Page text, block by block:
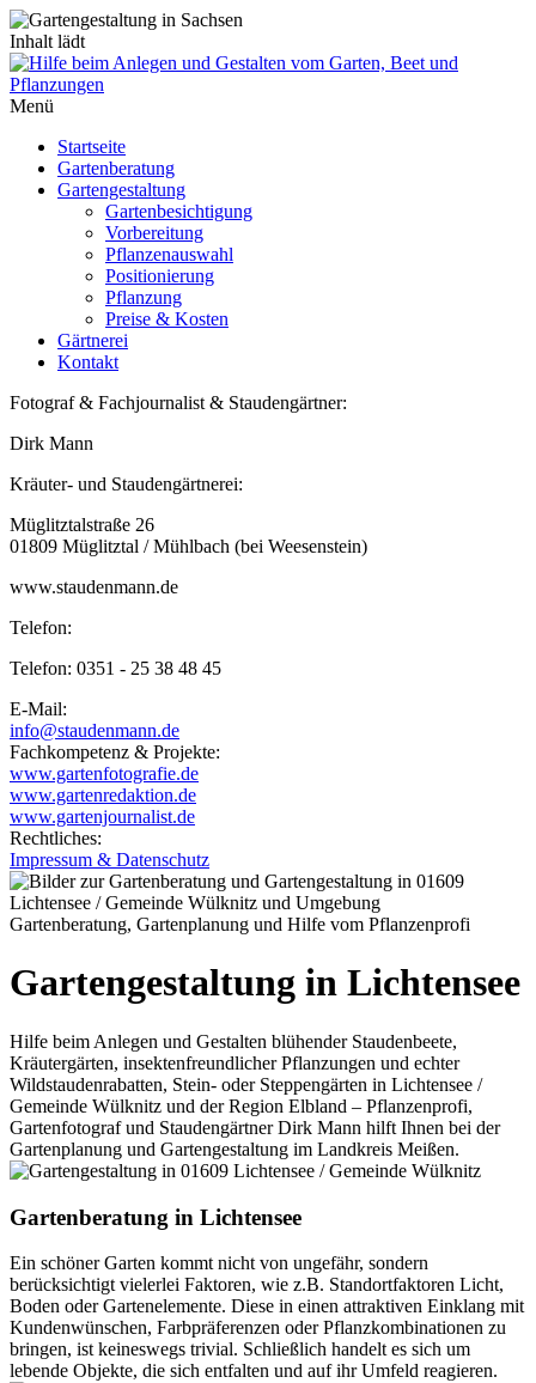
Inhalt lädt
Menü
Startseite
Gartenberatung
Gartengestaltung
Gartenbesichtigung
Vorbereitung
Pflanzenauswahl
Positionierung
Pflanzung
Preise & Kosten
Gärtnerei
Kontakt
Fotograf & Fachjournalist & Staudengärtner:
Dirk Mann
Kräuter- und Staudengärtnerei:
Müglitztalstraße 26
01809 Müglitztal / Mühlbach (bei Weesenstein)
www.staudenmann.de
Telefon:
Telefon: 0351 - 25 38 48 45
E-Mail:
info@staudenmann.de
Fachkompetenz & Projekte:
www.gartenfotografie.de
www.gartenredaktion.de
www.gartenjournalist.de
Rechtliches:
Impressum & Datenschutz
Gartenberatung, Gartenplanung und Hilfe vom Pflanzenprofi
Gartengestaltung in Lichtensee
Hilfe beim Anlegen und Gestalten blühender Staudenbeete,
Kräutergärten, insektenfreundlicher Pflanzungen und echter
Wildstaudenrabatten, Stein- oder Steppengärten in Lichtensee /
Gemeinde Wülknitz und der Region Elbland – Pflanzenprofi,
Gartenfotograf und Staudengärtner Dirk Mann hilft Ihnen bei der
Gartenplanung und Gartengestaltung im Landkreis Meißen.
Gartenberatung in Lichtensee
Ein schöner Garten kommt nicht von ungefähr, sondern
berücksichtigt vielerlei Faktoren, wie z.B. Standortfaktoren Licht,
Boden oder Gartenelemente. Diese in einen attraktiven Einklang mit
Kundenwünschen, Farbpräferenzen oder Pflanzkombinationen zu
bringen, ist keineswegs trivial. Schließlich handelt es sich um
lebende Objekte, die sich entfalten und auf ihr Umfeld reagieren.